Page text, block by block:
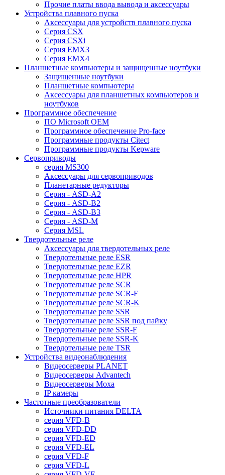
Прочие платы ввода вывода и аксессуары
Устройства плавного пуска
Аксессуары для устройств плавного пуска
Серия CSX
Серия CSXi
Серия EMX3
Серия EMX4
Планшетные компьютеры и защищенные ноутбуки
Защищенные ноутбуки
Планшетные компьютеры
Аксессуары для планшетных компьютеров и
ноутбуков
Программное обеспечение
ПО Microsoft OEM
Программное обеспечение Pro-face
Программные продукты Citect
Программные продукты Kepware
Сервоприводы
серия MS300
Аксессуары для сервоприводов
Планетарные редукторы
Серия - ASD-A2
Серия - ASD-B2
Серия - ASD-B3
Серия - ASD-M
Серия MSL
Твердотельные реле
Аксессуары для твердотельных реле
Твердотельные реле ESR
Твердотельные реле EZR
Твердотельные реле HPR
Твердотельные реле SCR
Твердотельные реле SCR-F
Твердотельные реле SCR-K
Твердотельные реле SSR
Твердотельные реле SSR под пайку
Твердотельные реле SSR-F
Твердотельные реле SSR-K
Твердотельные реле TSR
Устройства видеонаблюдения
Видеосерверы PLANET
Видеосерверы Advantech
Видеосерверы Moxa
IP камеры
Частотные преобразователи
Источники питания DELTA
серия VFD-B
серия VFD-DD
серия VFD-ED
серия VFD-EL
серия VFD-F
серия VFD-L